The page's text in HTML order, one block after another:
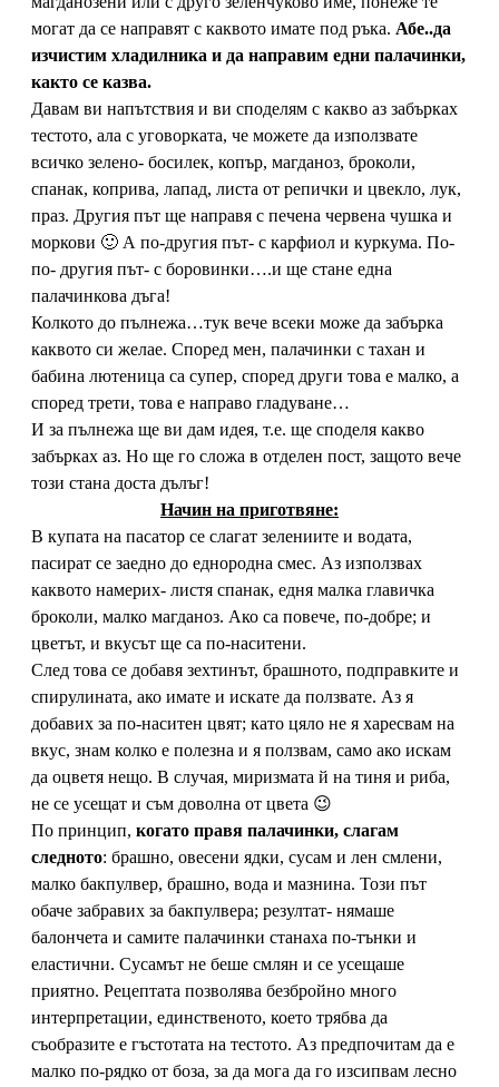
могат да се направят с каквото имате под ръка. Абе..да
изчистим хладилника и да направим едни палачинки,
както се казва.
Давам ви напътствия и ви споделям с какво аз забърках
тестото, ала с уговорката, че можете да използвате
всичко зелено- босилек, копър, магданоз, броколи,
спанак, коприва, лапад, листа от репички и цвекло, лук,
праз. Другия път ще направя с печена червена чушка и
моркови 🙂 А по-другия път- с карфиол и куркума. По-
по- другия път- с боровинки….и ще стане една
палачинкова дъга!
Колкото до пълнежа…тук вече всеки може да забърка
каквото си желае. Според мен, палачинки с тахан и
бабина лютеница са супер, според други това е малко, а
според трети, това е направо гладуване…
И за пълнежа ще ви дам идея, т.е. ще споделя какво
забърках аз. Но ще го сложа в отделен пост, защото вече
този стана доста дълъг!
Начин на приготвяне:
В купата на пасатор се слагат зелениите и водата,
пасират се заедно до еднородна смес. Аз използвах
каквото намерих- листя спанак, едня малка главичка
броколи, малко магданоз. Ако са повече, по-добре; и
цветът, и вкусът ще са по-наситени.
След това се добавя зехтинът, брашното, подправките и
спирулината, ако имате и искате да ползвате. Аз я
добавих за по-наситен цвят; като цяло не я харесвам на
вкус, знам колко е полезна и я ползвам, само ако искам
да оцветя нещо. В случая, миризмата й на тиня и риба,
не се усещат и съм доволна от цвета 😉
По принцип, когато правя палачинки, слагам
следното: брашно, овесени ядки, сусам и лен смлени,
малко бакпулвер, брашно, вода и мазнина. Този път
обаче забравих за бакпулвера; резултат- нямаше
балончета и самите палачинки станаха по-тънки и
еластични. Сусамът не беше смлян и се усещаше
приятно. Рецептата позволява безбройно много
интерпретации, единственото, което трябва да
съобразите е гъстотата на тестото. Аз предпочитам да е
малко по-рядко от боза, за да мога да го изсипвам лесно